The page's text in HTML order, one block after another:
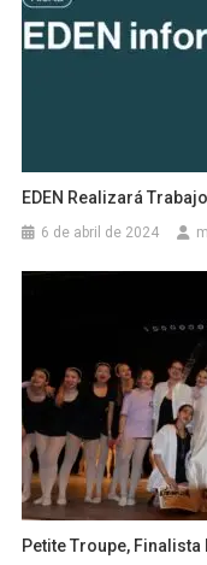
EDEN Realizará
6 de abril de 2024
Petite Troupe,